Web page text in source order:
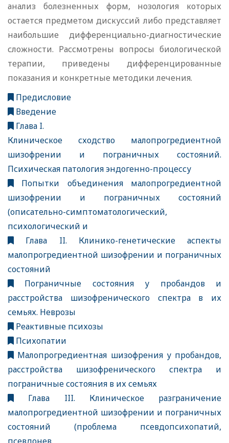
анализ болезненных форм, нозология которых
остается предметом дискуссий либо представляет
наибольшие дифференциально-диагностические
сложности. Рассмотрены вопросы биологической
терапии, приведены дифференцированные
показания и конкретные методики лечения.
Предисловие
Введение
Глава I.
Клиническое сходство малопрогредиентной
шизофрении и пограничных состояний.
Психическая патология эндогенно-процессу
Попытки объединения малопрогредиентной
шизофрении и пограничных состояний
(описательно-симптоматологический,
психологический и
Глава II. Клинико-генетические аспекты
малопрогредиентной шизофрении и пограничных
состояний
Пограничные состояния у пробандов и
расстройства шизофренического спектра в их
семьях. Неврозы
Реактивные психозы
Психопатии
Малопрогредиентная шизофрения у пробандов,
расстройства шизофренического спектра и
пограничные состояния в их семьях
Глава III. Клиническое разграничение
малопрогредиентной шизофрении и пограничных
состояний (проблема псевдопсихопатий,